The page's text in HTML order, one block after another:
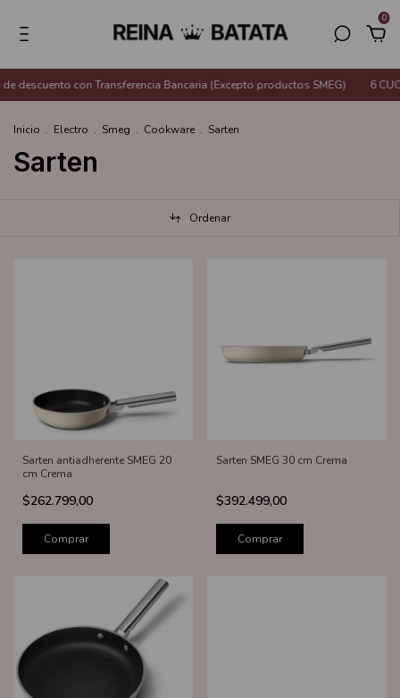
0
descuento con Transferencia Bancaria (Excepto productos SMEG) 6
Inicio . Electro . Smeg . Cookware . Sarten
Sarten
Ordenar
Sarten antiadherente SMEG 20
cm Crema
$262.799,00
Comprar
Sarten SMEG 30 cm Crema
$392.499,00
Comprar